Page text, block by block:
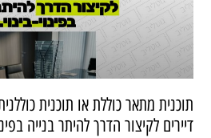
תוכנית מתאר כוללת או תוכנית
דיירים לקיצור הדרך להיתר בנייה